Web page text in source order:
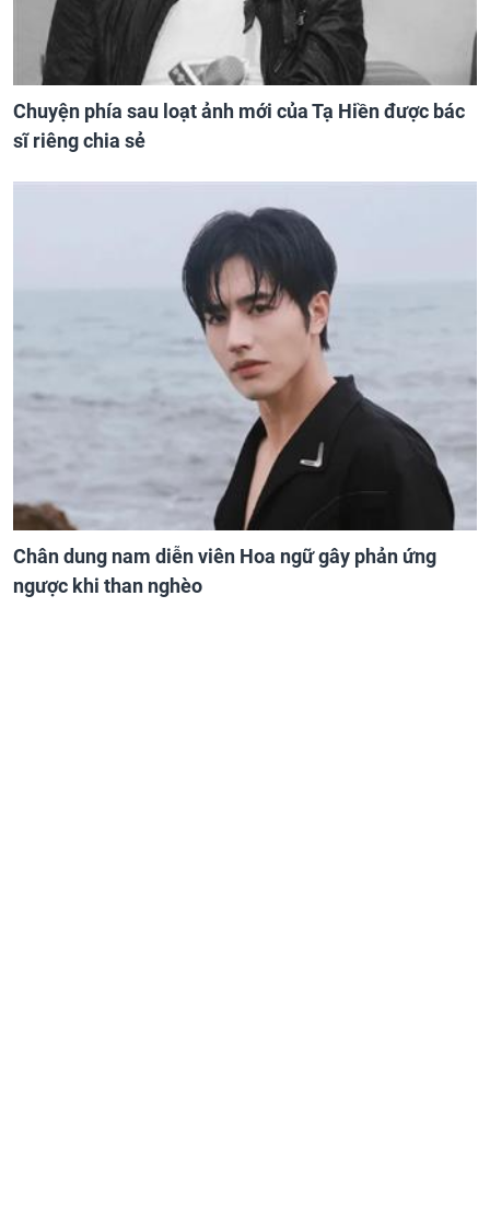
Chuyện phía sau loạt ảnh mới của Tạ Hiền được bác
sĩ riêng chia sẻ
Chân dung nam diễn viên Hoa ngữ gây phản ứng
ngược khi than nghèo